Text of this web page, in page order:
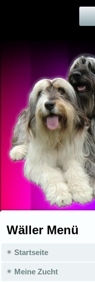
Wäller Menü
Startseite
Meine Zucht